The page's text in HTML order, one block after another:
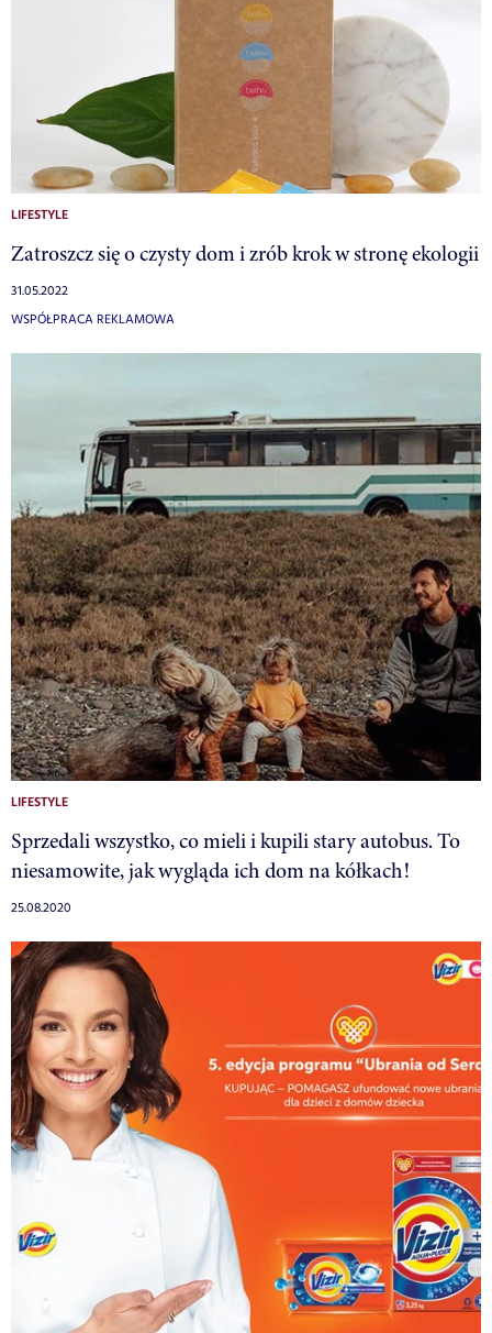
LIFESTYLE
Zatroszcz się o czysty dom i zrób krok w stronę ekologii
31.05.2022
WSPÓŁPRACA REKLAMOWA
LIFESTYLE
Sprzedali wszystko, co mieli i kupili stary autobus. To
niesamowite, jak wygląda ich dom na kółkach!
25.08.2020